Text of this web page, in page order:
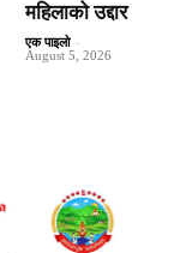
महिलाको उद्दार
एक पाइलो -
August 5, 2026